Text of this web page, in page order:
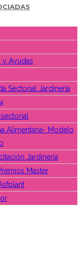
y Ayudas
Sectorial Jardinería
Alimentaria- Modelo
Jardinería
Master